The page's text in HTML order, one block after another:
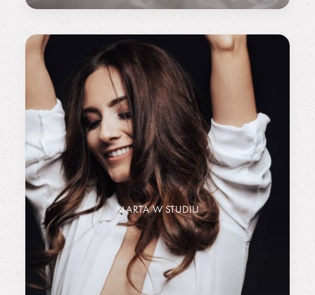
MARTA W STUDIU